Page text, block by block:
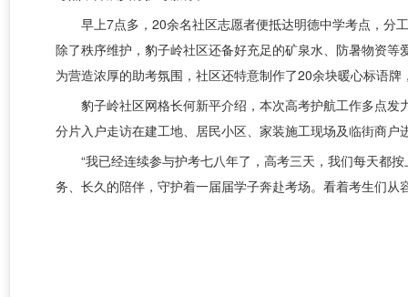
早上7点多，20余名社区志愿者便抵达明德中学考点，分
除了秩序维护，豹子岭社区还备好充足的矿泉水、防暑物资
为营造浓厚的助考氛围，社区还特意制作了20余块暖心标语牌
豹子岭社区网格长何新平介绍，本次高考护航工作多点
分片入户走访在建工地、居民小区、家装施工现场及临街商
“我已经连续参与护考七八年了，高考三天，我们每天都
务、长久的陪伴，守护着一届届学子奔赴考场。看着考生们